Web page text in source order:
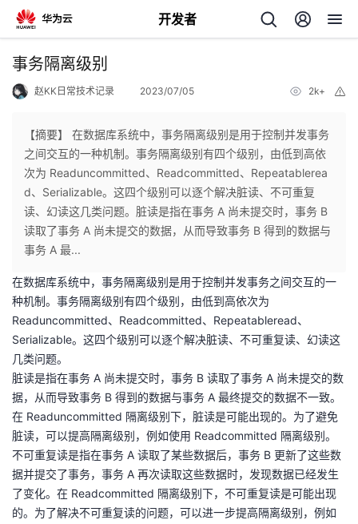
开发者
返
个
人
页
我
开
发
者
我
的
博
我
的
我
事务隔离级别
赵KK日常技术记录 2023/07/05 2k+
【摘要】 在数据库系统中，事务隔离级别是用于控制并发事务
之间交互的一种机制。事务隔离级别有四个级别，由低到高依
次为 Readuncommitted、Readcommitted、Repeatablerea
d、Serializable。这四个级别可以逐个解决脏读、不可重复
读、幻读这几类问题。脏读是指在事务 A 尚未提交时，事务 B
读取了事务 A 尚未提交的数据，从而导致事务 B 得到的数据与
事务 A 最...
在数据库系统中，事务隔离级别是用于控制并发事务之间交互的一
种机制。事务隔离级别有四个级别，由低到高依次为
Readuncommitted、Readcommitted、Repeatableread、
Serializable。这四个级别可以逐个解决脏读、不可重复读、幻读这
几类问题。
脏读是指在事务 A 尚未提交时，事务 B 读取了事务 A 尚未提交的数
据，从而导致事务 B 得到的数据与事务 A 最终提交的数据不一致。
在 Readuncommitted 隔离级别下，脏读是可能出现的。为了避免
脏读，可以提高隔离级别，例如使用 Readcommitted 隔离级别。
不可重复读是指在事务 A 读取了某些数据后，事务 B 更新了这些数
据并提交了事务，事务 A 再次读取这些数据时，发现数据已经发生
了变化。在 Readcommitted 隔离级别下，不可重复读是可能出现
的。为了解决不可重复读的问题，可以进一步提高隔离级别，例如